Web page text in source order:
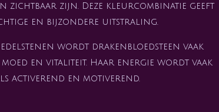
zichtbaar zijn. Deze kleurcombinatie geeft
en bijzondere uitstraling.
wordt drakenbloedsteen vaak
moed en vitaliteit. Haar energie wordt vaak
activerend en motiverend.